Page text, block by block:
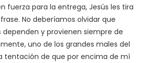
fuerza para la entrega, Jesús les tira
No deberíamos olvidar que
dependen y provienen siempre de
uno de los grandes males del
tentación de que por encima de mí